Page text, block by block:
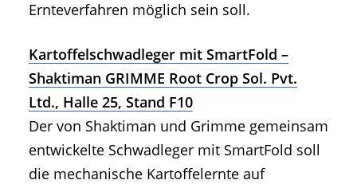
Ernteverfahren möglich sein soll.
Kartoffelschwadleger mit SmartFold –
Shaktiman GRIMME Root Crop Sol. Pvt.
Ltd., Halle 25, Stand F10
Der von Shaktiman und Grimme gemeinsam
entwickelte Schwadleger mit SmartFold soll
die mechanische Kartoffelernte auf